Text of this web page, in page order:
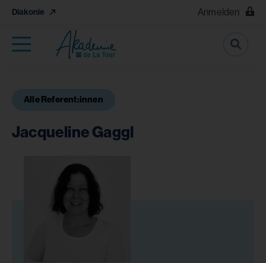
Diakonie Anmelden
Suche
Alle Referent:innen
Jacqueline Gaggl